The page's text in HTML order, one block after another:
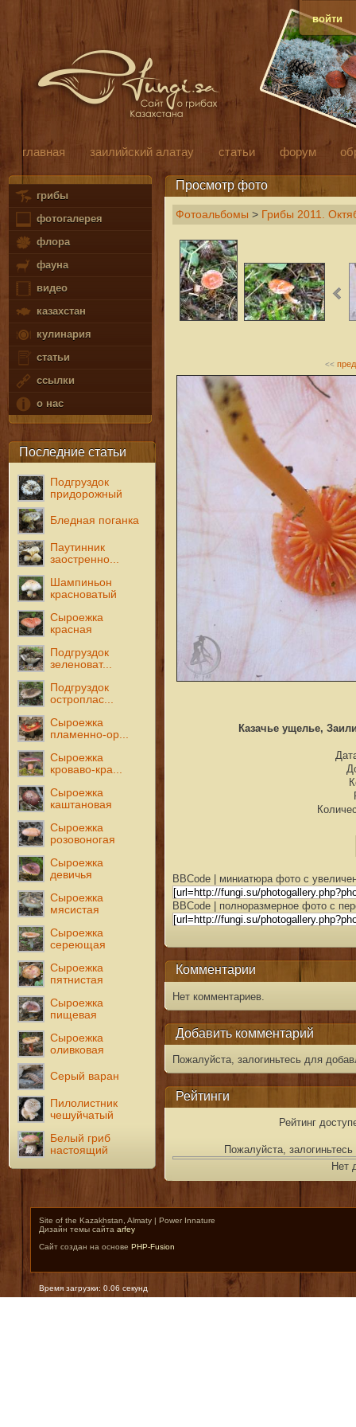
войти
главная заилийский алатау статьи форум
грибы
фотогалерея
флора
фауна
видео
казахстан
кулинария
статьи
ссылки
о нас
Последние статьи
Подгруздок
придорожный
Бледная поганка
Паутинник
заостренно...
Шампиньон
красноватый
Сыроежка
красная
Подгруздок
зеленоват...
Подгруздок
остроплас...
Сыроежка
пламенно-ор...
Сыроежка
кроваво-кра...
Сыроежка
каштановая
Сыроежка
розовоногая
Сыроежка
девичья
Сыроежка
мясистая
Сыроежка
сереющая
Сыроежка
пятнистая
Сыроежка
пищевая
Сыроежка
оливковая
Серый варан
Пилолистник
чешуйчатый
Белый гриб
настоящий
Просмотр фото
Фотоальбомы > Грибы 2011.
<<
Казачье ущелье,
BBCode | миниатюра фото с
BBCode | полноразмерное фото с
Комментарии
Нет комментариев.
Добавить комментарий
Пожалуйста, залогиньтесь для
Рейтинги
Рейтинг
Пожалуйста,
Нет
Site of the Kazakhstan, Almaty | Power Innature
Дизайн темы сайта arfey
Сайт создан на основе PHP-Fusion
Время загрузки: 0.06 секунд